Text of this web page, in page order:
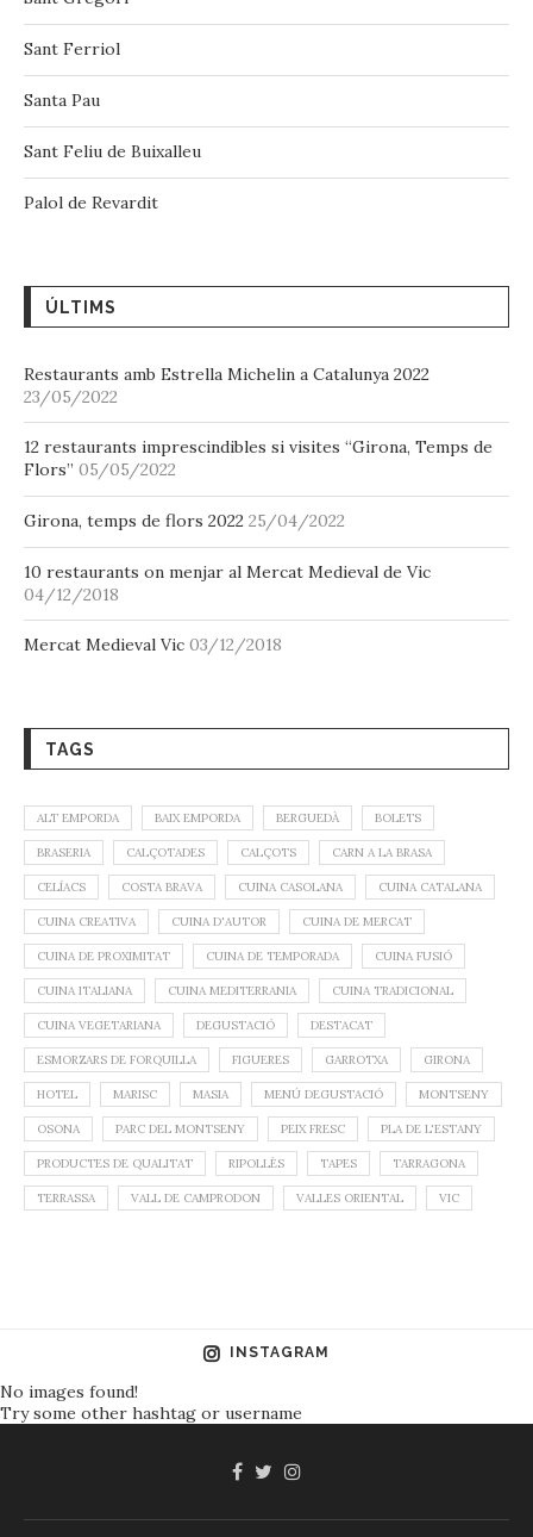
Sant Ferriol
Santa Pau
Sant Feliu de Buixalleu
Palol de Revardit
ÚLTIMS
Restaurants amb Estrella Michelin a Catalunya 2022
23/05/2022
12 restaurants imprescindibles si visites “Girona, Temps de
Flors” 05/05/2022
Girona, temps de flors 2022 25/04/2022
10 restaurants on menjar al Mercat Medieval de Vic
04/12/2018
Mercat Medieval Vic 03/12/2018
TAGS
ALT EMPORDA BAIX EMPORDA BERGUEDÀ BOLETS
BRASERIA CALÇOTADES CALÇOTS CARN A LA BRASA
CELÍACS COSTA BRAVA CUINA CASOLANA CUINA CATALANA
CUINA CREATIVA CUINA D'AUTOR CUINA DE MERCAT
CUINA DE PROXIMITAT CUINA DE TEMPORADA CUINA FUSIÓ
CUINA ITALIANA CUINA MEDITERRANIA CUINA TRADICIONAL
CUINA VEGETARIANA DEGUSTACIÓ DESTACAT
ESMORZARS DE FORQUILLA FIGUERES GARROTXA GIRONA
HOTEL MARISC MASIA MENÚ DEGUSTACIÓ MONTSENY
OSONA PARC DEL MONTSENY PEIX FRESC PLA DE L'ESTANY
PRODUCTES DE QUALITAT RIPOLLÈS TAPES TARRAGONA
TERRASSA VALL DE CAMPRODON VALLES ORIENTAL VIC
INSTAGRAM
No images found!
Try some other hashtag or username